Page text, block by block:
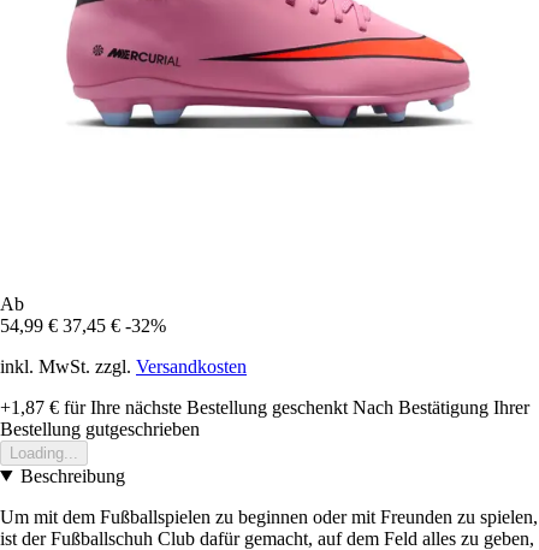
Ab
54,99 € 37,45 € -32%
inkl. MwSt. zzgl. Versandkosten
+1,87 € für Ihre nächste Bestellung geschenkt Nach Bestätigung Ihrer
Bestellung gutgeschrieben
Loading...
Beschreibung
Um mit dem Fußballspielen zu beginnen oder mit Freunden zu spielen,
ist der Fußballschuh Club dafür gemacht, auf dem Feld alles zu geben,